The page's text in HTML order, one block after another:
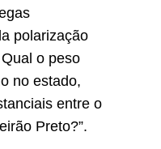
polarização
o peso
no estado,
entre o
Preto?”.